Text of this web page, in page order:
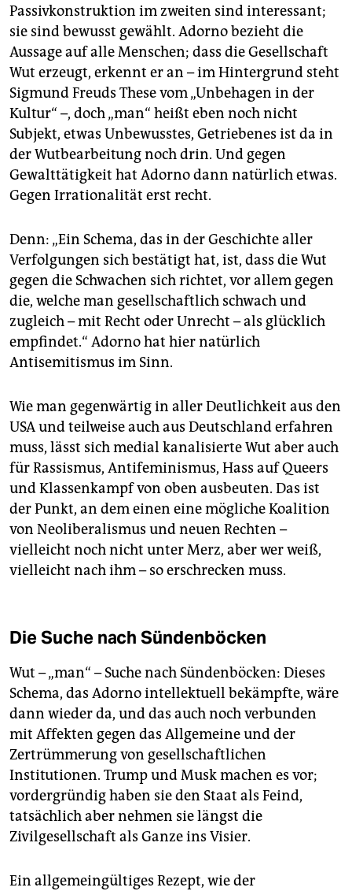
Passivkonstruktion im zweiten sind interessant;
sie sind bewusst gewählt. Adorno bezieht die
Aussage auf alle Menschen; dass die Gesellschaft
Wut erzeugt, erkennt er an – im Hintergrund steht
Sigmund Freuds These vom „Unbehagen in der
Kultur“ –, doch „man“ heißt eben noch nicht
Subjekt, etwas Unbewusstes, Getriebenes ist da in
der Wutbearbeitung noch drin. Und gegen
Gewalttätigkeit hat Adorno dann natürlich etwas.
Gegen Irrationalität erst recht.
Denn: „Ein Schema, das in der Geschichte aller
Verfolgungen sich bestätigt hat, ist, dass die Wut
gegen die Schwachen sich richtet, vor allem gegen
die, welche man gesellschaftlich schwach und
zugleich – mit Recht oder Unrecht – als glücklich
empfindet.“ Adorno hat hier natürlich
Antisemitismus im Sinn.
Wie man gegenwärtig in aller Deutlichkeit aus den
USA und teilweise auch aus Deutschland erfahren
muss, lässt sich medial kanalisierte Wut aber auch
für Rassismus, Antifeminismus, Hass auf Queers
und Klassenkampf von oben ausbeuten. Das ist
der Punkt, an dem einen eine mögliche Koalition
von Neoliberalismus und neuen Rechten –
vielleicht noch nicht unter Merz, aber wer weiß,
vielleicht nach ihm – so erschrecken muss.
Die Suche nach Sündenböcken
Wut – „man“ – Suche nach Sündenböcken: Dieses
Schema, das Adorno intellektuell bekämpfte, wäre
dann wieder da, und das auch noch verbunden
mit Affekten gegen das Allgemeine und der
Zertrümmerung von gesellschaftlichen
Institutionen. Trump und Musk machen es vor;
vordergründig haben sie den Staat als Feind,
tatsächlich aber nehmen sie längst die
Zivilgesellschaft als Ganze ins Visier.
Ein allgemeingültiges Rezept, wie der